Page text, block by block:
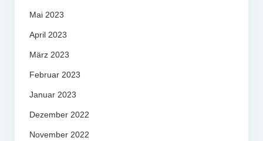
Mai 2023
April 2023
März 2023
Februar 2023
Januar 2023
Dezember 2022
November 2022